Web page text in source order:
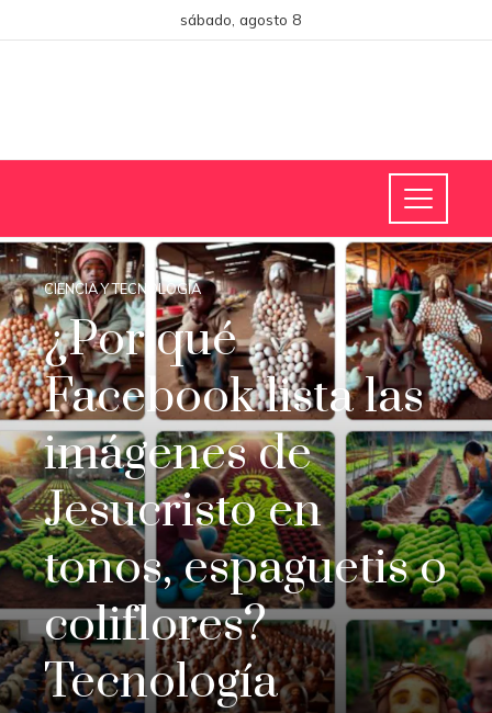
sábado, agosto 8
CIENCIA Y TECNOLOGÍA
¿Por qué
Facebook lista las
imágenes de
Jesucristo en
tonos, espaguetis o
coliflores?
Tecnología